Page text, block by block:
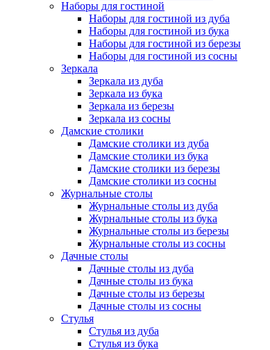
Наборы для гостиной
Наборы для гостиной из дуба
Наборы для гостиной из бука
Наборы для гостиной из березы
Наборы для гостиной из сосны
Зеркала
Зеркала из дуба
Зеркала из бука
Зеркала из березы
Зеркала из сосны
Дамские столики
Дамские столики из дуба
Дамские столики из бука
Дамские столики из березы
Дамские столики из сосны
Журнальные столы
Журнальные столы из дуба
Журнальные столы из бука
Журнальные столы из березы
Журнальные столы из сосны
Дачные столы
Дачные столы из дуба
Дачные столы из бука
Дачные столы из березы
Дачные столы из сосны
Стулья
Стулья из дуба
Стулья из бука